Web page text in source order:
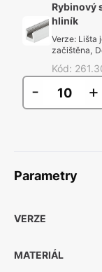
Rybinový
hliník
Verze: Lišta
začištěna,
Kód:
- +
Parametry
VERZE
MATERIÁL